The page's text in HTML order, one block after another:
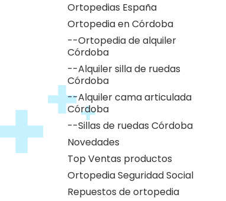
Ortopedias España
Ortopedia en Córdoba
--Ortopedia de alquiler
Córdoba
--Alquiler silla de ruedas
Córdoba
--Alquiler cama articulada
Córdoba
--Sillas de ruedas Córdoba
Novedades
Top Ventas productos
Ortopedia Seguridad Social
Repuestos de ortopedia